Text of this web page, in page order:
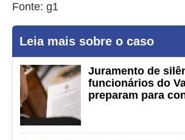
Fonte: g1
Leia mais sobre o caso
Juramento de
funcionários do
preparam para